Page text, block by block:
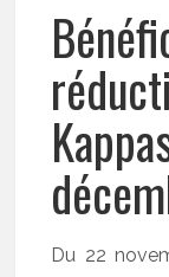
Du 22